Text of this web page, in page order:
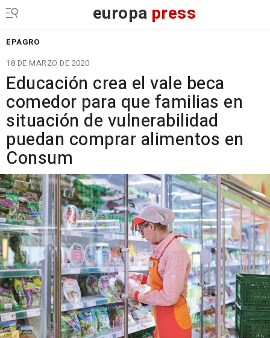
europa press
EPAGRO
18 DE MARZO DE 2020
Educación crea el vale beca
comedor para que familias en
situación de vulnerabilidad
puedan comprar alimentos en
Consum